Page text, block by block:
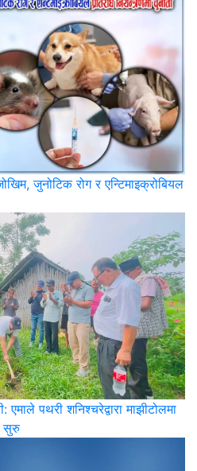
जुनोटिक रोग र एन्टिमाइक्रोबियल
पथरी शनिश्चरेद्वारा माझीटोलमा
सुरु